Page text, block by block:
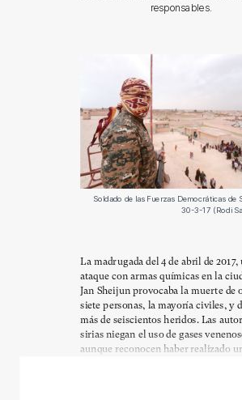
responsables.
Soldado de las Fuerzas Democráticas de
30-3-17 (Rodi
La madrugada del 4 de abril de 2017,
ataque con armas químicas en la
Jan Sheijun provocaba la muerte de
siete personas, la mayoría civiles, y
más de seiscientos heridos. Las
sirias niegan el uso de gases
aunque reconocen haber realizado